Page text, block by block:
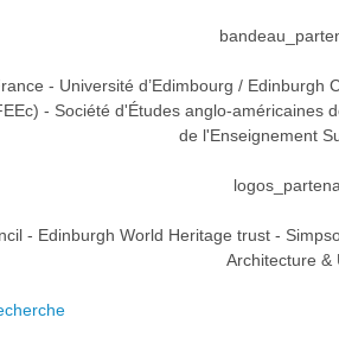
- Université d’Edimbourg /
- Société d'Études anglo-américaines
de l'Enseignement
- Edinburgh World Heritage trust -
Architecture &